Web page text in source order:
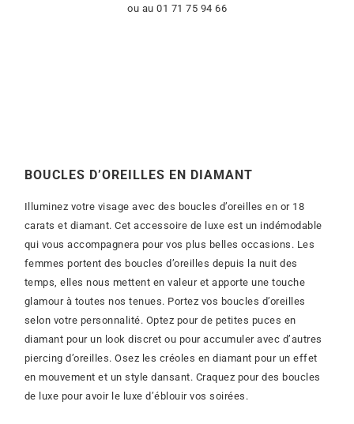
ou au 01 71 75 94 66
BOUCLES D’OREILLES EN DIAMANT
Illuminez votre visage avec des boucles d’oreilles en or 18
carats et diamant. Cet accessoire de luxe est un indémodable
qui vous accompagnera pour vos plus belles occasions. Les
femmes portent des boucles d’oreilles depuis la nuit des
temps, elles nous mettent en valeur et apporte une touche
glamour à toutes nos tenues. Portez vos boucles d’oreilles
selon votre personnalité. Optez pour de petites puces en
diamant pour un look discret ou pour accumuler avec d’autres
piercing d’oreilles. Osez les créoles en diamant pour un effet
en mouvement et un style dansant. Craquez pour des boucles
de luxe pour avoir le luxe d’éblouir vos soirées.